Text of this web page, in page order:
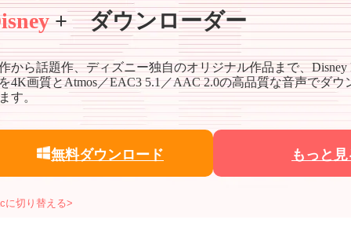
+ ダウンローダー
から話題作、ディズニー独自のオリジナル作品まで、Disney
4K画質とAtmos／EAC3 5.1／AAC 2.0の高品質な音声でダウ
す。
無料ダウンロード もっと
に切り替える>